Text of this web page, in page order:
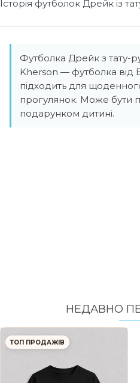
Історія футболок Дрейк із
Футболка Дрейк з тату-
Kherson — футболка від
підходить для
прогулянок. Може бути
подарунком дитині.
НЕДАВНО
ТОП ПРОДАЖІВ